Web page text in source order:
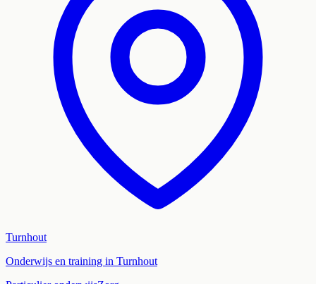
Turnhout
Onderwijs en training in Turnhout